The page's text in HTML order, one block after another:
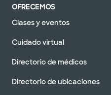
OFRECEMOS
Clases y eventos
Cuidado virtual
Directorio de médicos
Directorio de ubicaciones